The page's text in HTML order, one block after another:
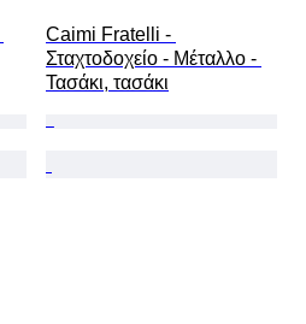
Caimi Fratelli -
Σταχτοδοχείο - Μέταλλο -
Τασάκι, τασάκι